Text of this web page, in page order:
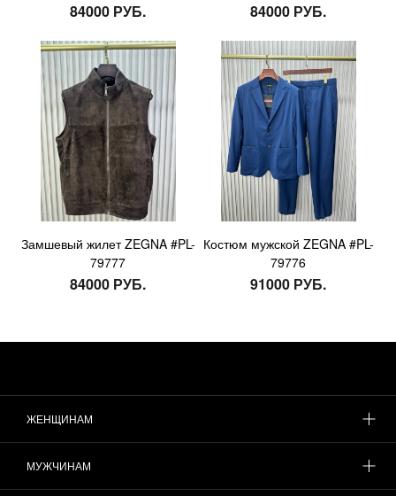
84000 РУБ. 84000 РУБ.
Замшевый жилет ZEGNA #PL-
79777
84000 РУБ.
Костюм мужской ZEGNA #PL-
79776
91000 РУБ.
ЖЕНЩИНАМ
МУЖЧИНАМ